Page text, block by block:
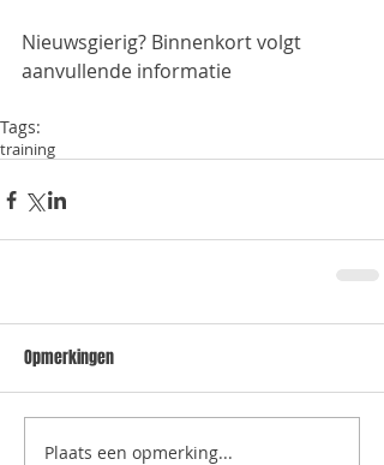
Nieuwsgierig? Binnenkort volgt
aanvullende informatie
Tags:
training
Opmerkingen
Plaats een opmerking...